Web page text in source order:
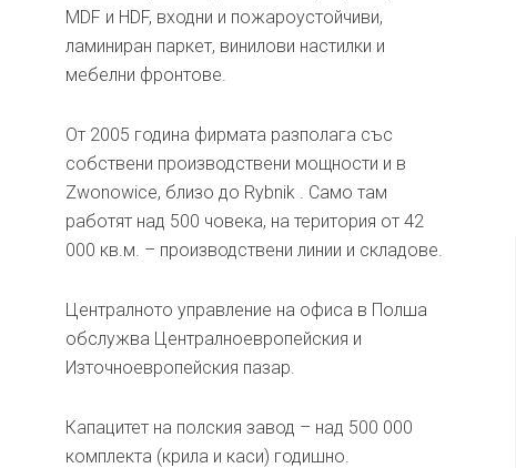
MDF и HDF, входни и пожароустойчиви,
ламиниран паркет, винилови настилки и
мебелни фронтове.
От 2005 година фирмата разполага със
собствени производствени мощности и в
Zwonowice, близо до Rybnik . Само там
работят над 500 човека, на територия от 42
000 кв.м. – производствени линии и складове.
Централното управление на офиса в Полша
обслужва Централноевропейския и
Източноевропейския пазар.
Капацитет на полския завод – над 500 000
комплекта (крила и каси) годишно.